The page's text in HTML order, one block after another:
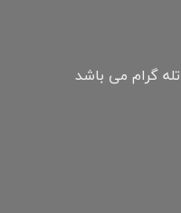
گرام می باشد